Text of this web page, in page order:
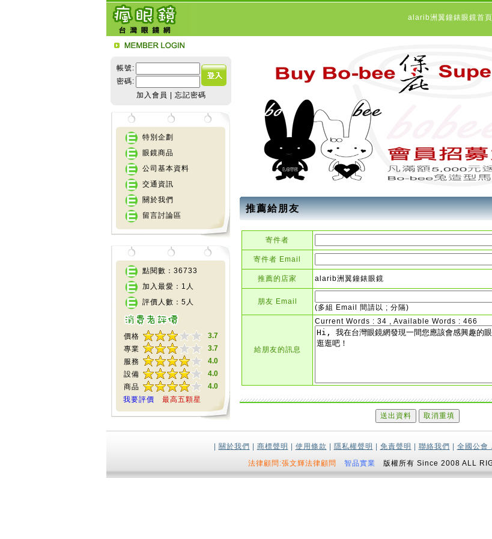
alarib洲翼鐘錶眼鏡首頁
帳號:
密碼:
加入會員
忘記密碼
特別企劃
眼鏡商品
公司基本資料
交通資訊
關於我們
留言討論區
點閱數：36733
加入最愛：1人
評價人數：5人
價格
3.7
專業
3.7
服務
4.0
設備
4.0
商品
4.0
我要評價
最高五顆星
推薦給朋友
寄件者
寄件者 Email
推薦的店家 alarib洲翼鐘錶眼鏡
朋友 Email
(多組 Email 間請以 ; 分隔)
給朋友的訊息
Current Words : 34 , Available Words : 466
關於我們 商標聲明 使用條款 隱私權聲明 免責聲明 聯絡我們 全國公會
法律顧問:張文輝法律顧問
智品實業 版權所有 Since 2008 ALL